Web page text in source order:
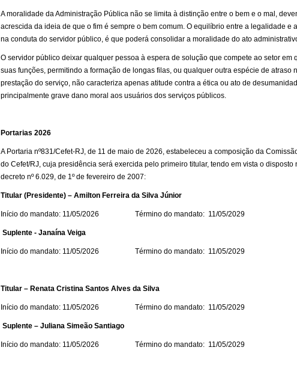
A moralidade da Administração Pública não se limita à distinção entre o bem e o mal,
acrescida da ideia de que o fim é sempre o bem comum. O equilíbrio entre a legalidade e
na conduta do servidor público, é que poderá consolidar a moralidade do ato
O servidor público deixar qualquer pessoa à espera de solução que compete ao setor em
suas funções, permitindo a formação de longas filas, ou qualquer outra espécie de atraso
prestação do serviço, não caracteriza apenas atitude contra a ética ou ato de
principalmente grave dano moral aos usuários dos serviços públicos.
Portarias 2026
A Portaria nº831/Cefet-RJ, de 11 de maio de 2026, estabeleceu a composição da
do Cefet/RJ, cuja presidência será exercida pelo primeiro titular, tendo em vista o disposto
decreto nº 6.029, de 1º de fevereiro de 2007:
Titular (Presidente) – Amilton Ferreira da Silva Júnior
Início do mandato: 11/05/2026 Término do mandato: 11/05/2029
Suplente - Janaína Veiga
Início do mandato: 11/05/2026 Término do mandato: 11/05/2029
Titular – Renata Cristina Santos Alves da Silva
Início do mandato: 11/05/2026 Término do mandato: 11/05/2029
Suplente – Juliana Simeão Santiago
Início do mandato: 11/05/2026 Término do mandato: 11/05/2029